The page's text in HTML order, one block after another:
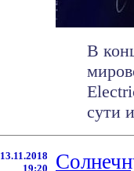
В
сути
13.11.2018
19:20